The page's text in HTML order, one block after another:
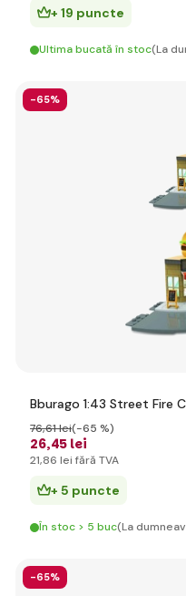
+ 19 puncte
Ultima bucată în stoc(La
-65%
Bburago 1:43 Street Fire
26,45 lei
76,61 lei(-65 %)
21,86 lei fără TVA
+ 5 puncte
În stoc > 5 buc(La
-65%